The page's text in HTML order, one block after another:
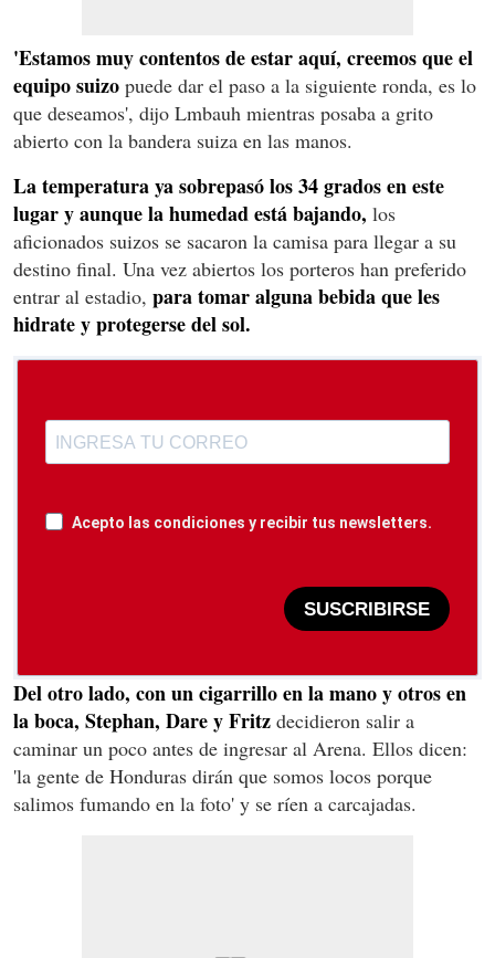
'Estamos muy contentos de estar aquí, creemos que el
equipo suizo puede dar el paso a la siguiente ronda, es lo
que deseamos', dijo Lmbauh mientras posaba a grito
abierto con la bandera suiza en las manos.
La temperatura ya sobrepasó los 34 grados en este
lugar y aunque la humedad está bajando, los
aficionados suizos se sacaron la camisa para llegar a su
destino final. Una vez abiertos los porteros han preferido
entrar al estadio, para tomar alguna bebida que les
hidrate y protegerse del sol.
Acepto las condiciones y recibir tus newsletters.
SUSCRIBIRSE
Del otro lado, con un cigarrillo en la mano y otros en
la boca, Stephan, Dare y Fritz decidieron salir a
caminar un poco antes de ingresar al Arena. Ellos dicen:
'la gente de Honduras dirán que somos locos porque
salimos fumando en la foto' y se ríen a carcajadas.